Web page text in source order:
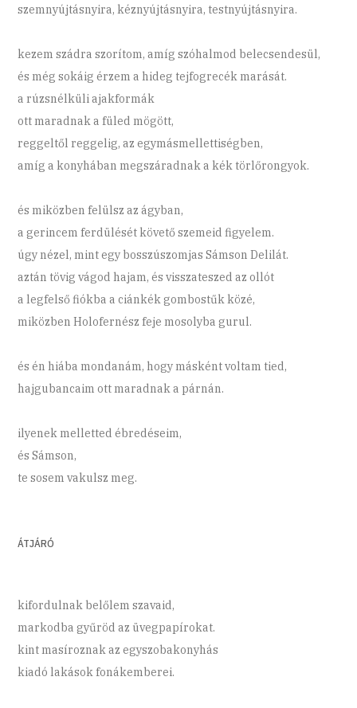
szemnyújtásnyira, kéznyújtásnyira, testnyújtásnyira.
kezem szádra szorítom, amíg szóhalmod belecsendesül,
és még sokáig érzem a hideg tejfogrecék marását.
a rúzsnélküli ajakformák
ott maradnak a füled mögött,
reggeltől reggelig, az egymásmellettiségben,
amíg a konyhában megszáradnak a kék törlőrongyok.
és miközben felülsz az ágyban,
a gerincem ferdülését követő szemeid figyelem.
úgy nézel, mint egy bosszúszomjas Sámson Delilát.
aztán tövig vágod hajam, és visszateszed az ollót
a legfelső fiókba a ciánkék gombostűk közé,
miközben Holofernész feje mosolyba gurul.
és én hiába mondanám, hogy másként voltam tied,
hajgubancaim ott maradnak a párnán.
ilyenek melletted ébredéseim,
és Sámson,
te sosem vakulsz meg.
ÁTJÁRÓ
kifordulnak belőlem szavaid,
markodba gyűröd az üvegpapírokat.
kint masíroznak az egyszobakonyhás
kiadó lakások fonákemberei.